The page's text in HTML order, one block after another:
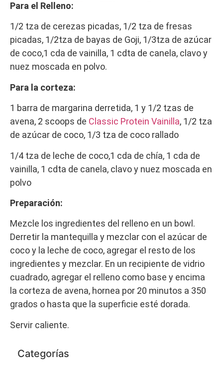
Para el Relleno:
1/2 tza de cerezas picadas, 1/2 tza de fresas
picadas, 1/2tza de bayas de Goji, 1/3tza de azúcar
de coco,1 cda de vainilla, 1 cdta de canela, clavo y
nuez moscada en polvo.
Para la corteza:
1 barra de margarina derretida, 1 y 1/2 tzas de
avena, 2 scoops de Classic Protein Vainilla, 1/2 tza
de azúcar de coco, 1/3 tza de coco rallado
1/4 tza de leche de coco,1 cda de chía, 1 cda de
vainilla, 1 cdta de canela, clavo y nuez moscada en
polvo
Preparación:
Mezcle los ingredientes del relleno en un bowl.
Derretir la mantequilla y mezclar con el azúcar de
coco y la leche de coco, agregar el resto de los
ingredientes y mezclar. En un recipiente de vidrio
cuadrado, agregar el relleno como base y encima
la corteza de avena, hornea por 20 minutos a 350
grados o hasta que la superficie esté dorada.
Servir caliente.
Categorías